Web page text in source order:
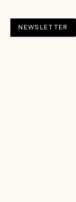
NEWSLETTER